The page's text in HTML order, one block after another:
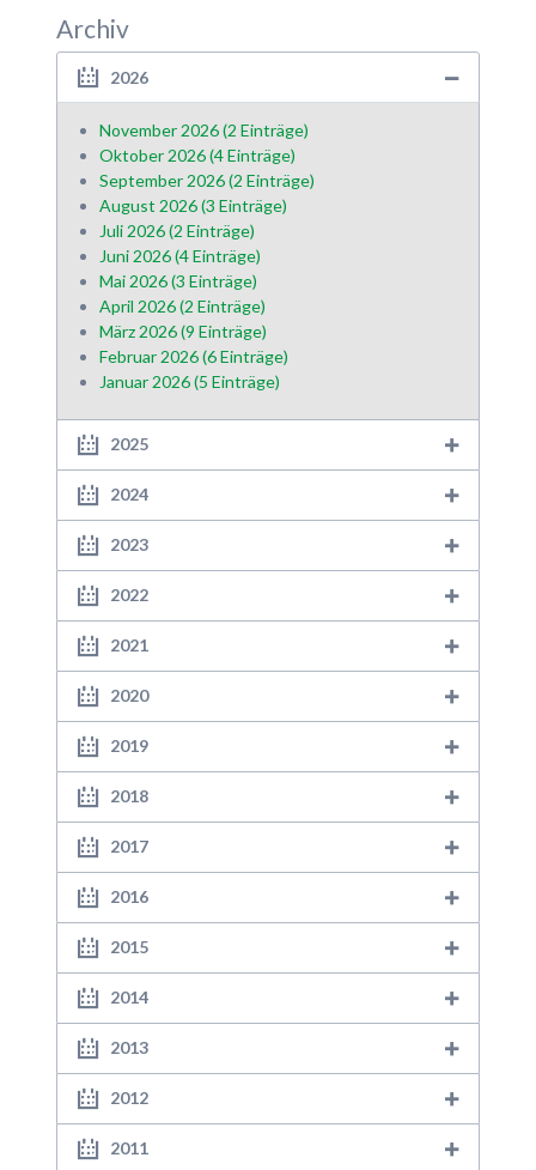
Archiv
2026
November 2026 (2 Einträge)
Oktober 2026 (4 Einträge)
September 2026 (2 Einträge)
August 2026 (3 Einträge)
Juli 2026 (2 Einträge)
Juni 2026 (4 Einträge)
Mai 2026 (3 Einträge)
April 2026 (2 Einträge)
März 2026 (9 Einträge)
Februar 2026 (6 Einträge)
Januar 2026 (5 Einträge)
2025
2024
2023
2022
2021
2020
2019
2018
2017
2016
2015
2014
2013
2012
2011